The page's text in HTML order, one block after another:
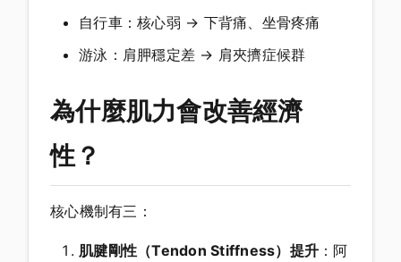
自行車：核心弱 → 下背痛、坐骨疼痛
游泳：肩胛穩定差 → 肩夾擠症候群
為什麼肌力會改善經濟
性？
核心機制有三：
肌腱剛性（Tendon Stiffness）提升 ：阿